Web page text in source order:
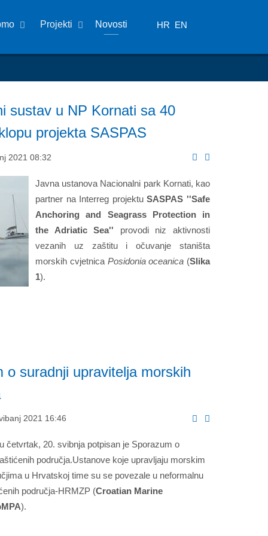
Projekti Novosti HR EN
sustav u NP Kornati sa 40
projekta SASPAS
2021 08:32
Javna ustanova Nacionalni park Kornati, kao
partner na Interreg projektuSASPAS ''Safe
Anchoring and Seagrass Protection in
the Adriatic Sea'' provodi niz aktivnosti
vezanih uz zaštitu i očuvanje staništa
morskih cvjetnica Posidonia oceanica (Slika
1).
o suradnji upravitelja morskih
2021 16:46
četvrtak, 20. svibnja potpisan je Sporazum o
područja.Ustanove koje upravljaju morskim
u Hrvatskoj time su se povezale u neformalnu
područja-HRMZP (Croatian Marine
).